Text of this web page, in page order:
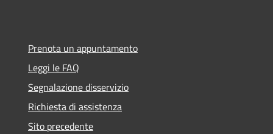
Prenota un appuntamento
Leggi le FAQ
Segnalazione disservizio
Richiesta di assistenza
Sito precedente